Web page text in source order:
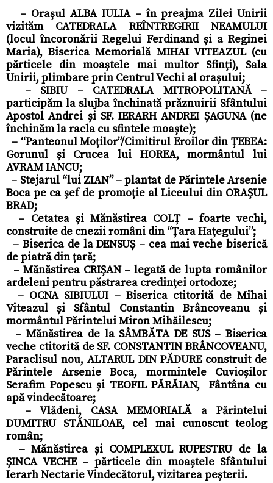
– Orașul ALBA IULIA – în preajma Zilei Unirii
vizităm CATEDRALA REÎNTREGIRII NEAMULUI
(locul încoronării Regelui Ferdinand și a Reginei
Maria), Biserica Memorială MIHAI VITEAZUL (cu
părticele din moaștele mai multor Sfinți), Sala
Unirii, plimbare prin Centrul Vechi al orașului;
– SIBIU – CATEDRALA MITROPOLITANĂ –
participăm la slujba închinată prăznuirii Sfântului
Apostol Andrei și SF. IERARH ANDREI ȘAGUNA (ne
închinăm la racla cu sfintele moaște);
– “Panteonul Moților”/Cimitirul Eroilor din ȚEBEA:
Gorunul și Crucea lui HOREA, mormântul lui
AVRAM IANCU;
– Stejarul “lui ZIAN” – plantat de Părintele Arsenie
Boca pe ca șef de promoție al Liceului din ORAȘUL
BRAD;
– Cetatea și Mănăstirea COLȚ – foarte vechi,
construite de cnezii români din “Țara Hațegului”;
– Biserica de la DENSUȘ – cea mai veche biserică
de piatră din țară;
– Mănăstirea CRIȘAN – legată de lupta românilor
ardeleni pentru păstrarea credinței ortodoxe;
– OCNA SIBIULUI – Biserica ctitorită de Mihai
Viteazul și Sfântul Constantin Brâncoveanu și
mormântul Părintelui Miron Mihăilescu;
– Mănăstirea de la SÂMBĂTA DE SUS – Biserica
veche ctitorită de SF. CONSTANTIN BRÂNCOVEANU,
Paraclisul nou, ALTARUL DIN PĂDURE construit de
Părintele Arsenie Boca, mormintele Cuvioșilor
Serafim Popescu și TEOFIL PĂRĂIAN, Fântâna cu
apă vindecătoare;
– Vlădeni, CASA MEMORIALĂ a Părintelui
DUMITRU STĂNILOAE, cel mai cunoscut teolog
român;
– Mănăstirea și COMPLEXUL RUPESTRU de la
ȘINCA VECHE – părticele din moaștele Sfântului
Ierarh Nectarie Vindecătorul, vizitarea peșterii.